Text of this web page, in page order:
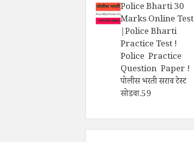
Police Bharti 30
Marks Online Test
|Police Bharti
Practice Test !
Police Practice
Question Paper !
पोलीस भरती सराव टेस्ट
सोडवा.59